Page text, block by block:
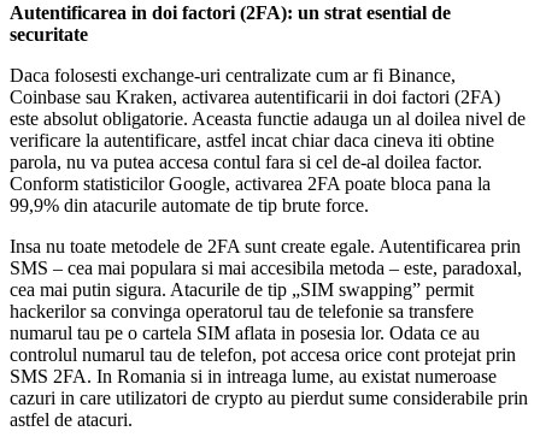
Autentificarea in doi factori (2FA): un strat esential de
securitate
Daca folosesti exchange-uri centralizate cum ar fi Binance,
Coinbase sau Kraken, activarea autentificarii in doi factori (2FA)
este absolut obligatorie. Aceasta functie adauga un al doilea nivel de
verificare la autentificare, astfel incat chiar daca cineva iti obtine
parola, nu va putea accesa contul fara si cel de-al doilea factor.
Conform statisticilor Google, activarea 2FA poate bloca pana la
99,9% din atacurile automate de tip brute force.
Insa nu toate metodele de 2FA sunt create egale. Autentificarea prin
SMS – cea mai populara si mai accesibila metoda – este, paradoxal,
cea mai putin sigura. Atacurile de tip „SIM swapping” permit
hackerilor sa convinga operatorul tau de telefonie sa transfere
numarul tau pe o cartela SIM aflata in posesia lor. Odata ce au
controlul numarul tau de telefon, pot accesa orice cont protejat prin
SMS 2FA. In Romania si in intreaga lume, au existat numeroase
cazuri in care utilizatori de crypto au pierdut sume considerabile prin
astfel de atacuri.